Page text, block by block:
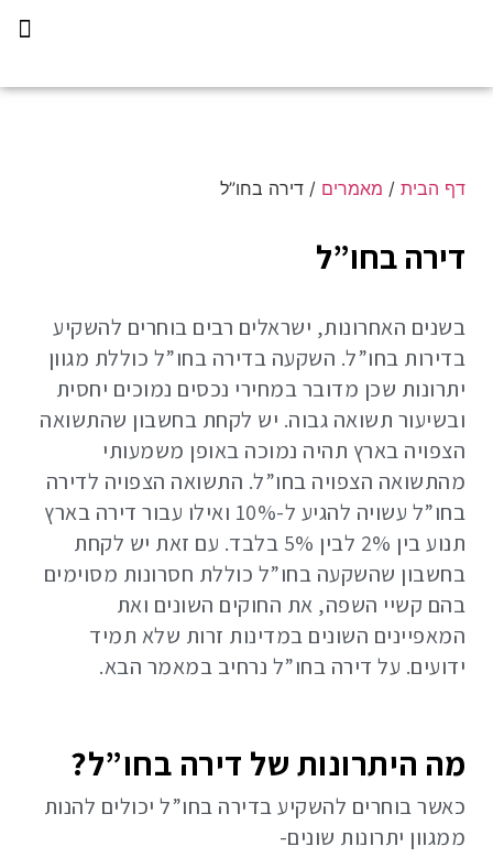
דף הבית / מאמרים / דירה בחו”ל
דירה בחו”ל
בשנים האחרונות, ישראלים רבים בוחרים להשקיע
בדירות בחו”ל. השקעה בדירה בחו”ל כוללת מגוון
יתרונות שכן מדובר במחירי נכסים נמוכים יחסית
ובשיעור תשואה גבוה. יש לקחת בחשבון שהתשואה
הצפויה בארץ תהיה נמוכה באופן משמעותי
מהתשואה הצפויה בחו”ל. התשואה הצפויה לדירה
בחו”ל עשויה להגיע ל-10% ואילו עבור דירה בארץ
תנוע בין 2% לבין 5% בלבד. עם זאת יש לקחת
בחשבון שהשקעה בחו”ל כוללת חסרונות מסוימים
בהם קשיי השפה, את החוקים השונים ואת
המאפיינים השונים במדינות זרות שלא תמיד
ידועים. על דירה בחו”ל נרחיב במאמר הבא.
מה היתרונות של דירה בחו”ל?
כאשר בוחרים להשקיע בדירה בחו”ל יכולים להנות
ממגוון יתרונות שונים-